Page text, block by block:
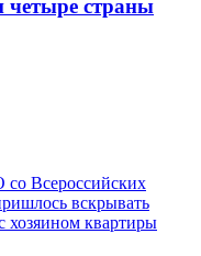
четыре страны
со Всероссийских
вскрывать
хозяином квартиры